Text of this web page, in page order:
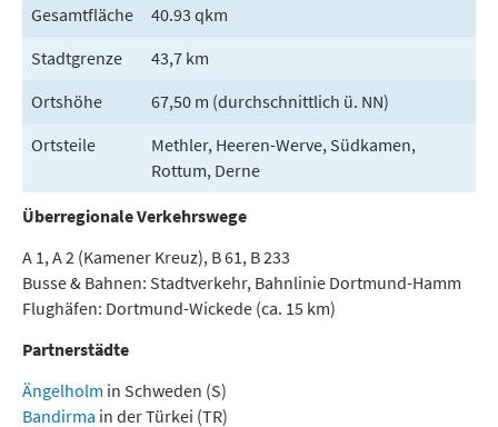
Gesamtfläche
40.93 qkm
Stadtgrenze
43,7 km
Ortshöhe
67,50 m (durchschnittlich ü. NN)
Ortsteile
Methler, Heeren-Werve, Südkamen,
Rottum, Derne
Überregionale Verkehrswege
A 1, A 2 (Kamener Kreuz), B 61, B 233
Busse & Bahnen: Stadtverkehr, Bahnlinie Dortmund-Hamm
Flughäfen: Dortmund-Wickede (ca. 15 km)
Partnerstädte
Ängelholm in Schweden (S)
Bandirma in der Türkei (TR)